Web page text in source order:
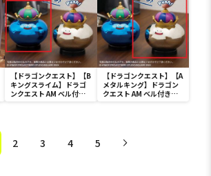
【ドラゴンクエスト】【B
キングスライム】ドラゴ
ンクエスト AM ベル付き
【ドラゴンクエスト】【A
メタルキング】ドラゴン
クエスト AM ベル付きフ
2 3 4 5